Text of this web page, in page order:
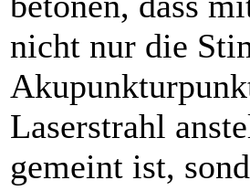
nicht nur die
Laserstrahl
gemeint ist,